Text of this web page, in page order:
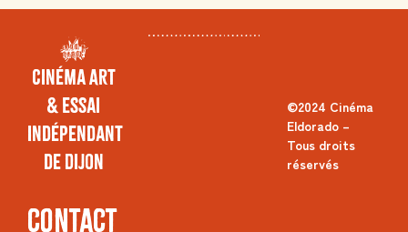
Cinéma Art
& Essai
Indépendant
de Dijon
CONTACT
©2024 Cinéma
Eldorado –
Tous droits
réservés